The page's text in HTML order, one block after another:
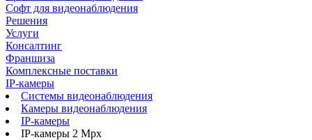
Софт для видеонаблюдения
Решения
Услуги
Консалтинг
Франшиза
Комплексные поставки
IP-камеры
Системы видеонаблюдения
Камеры видеонаблюдения
IP-камеры
IP-камеры 2 Mpx